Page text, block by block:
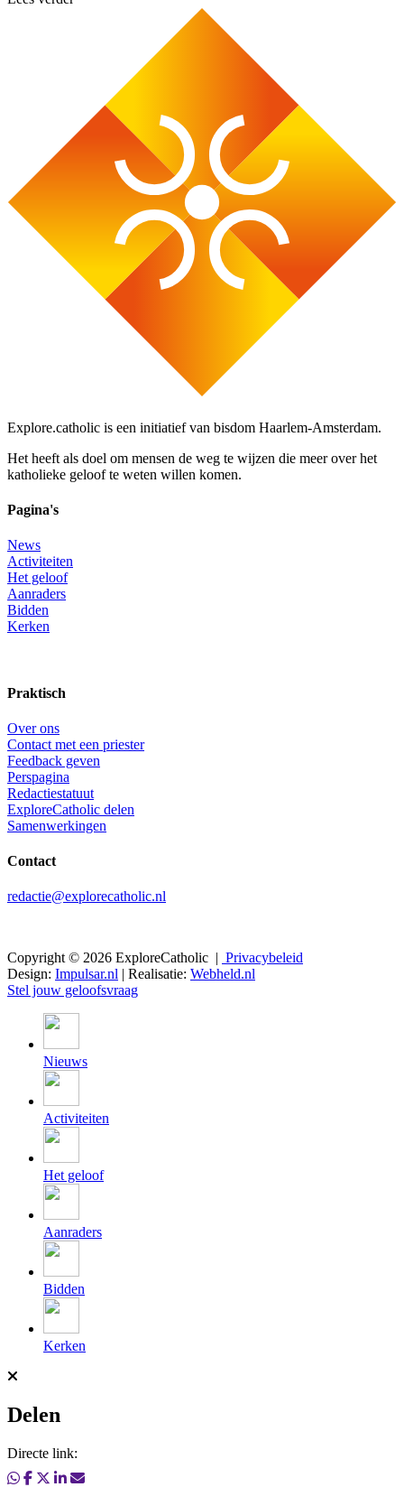
Explore.catholic is een initiatief van bisdom Haarlem-Amsterdam.
Het heeft als doel om mensen de weg te wijzen die meer over het
katholieke geloof te weten willen komen.
Pagina's
News
Activiteiten
Het geloof
Aanraders
Bidden
Kerken
Praktisch
Over ons
Contact met een priester
Feedback geven
Perspagina
Redactiestatuut
ExploreCatholic delen
Samenwerkingen
Contact
redactie@explorecatholic.nl
Copyright © 2026 ExploreCatholic | Privacybeleid
Design: Impulsar.nl | Realisatie: Webheld.nl
Stel jouw geloofsvraag
Nieuws
Activiteiten
Het geloof
Aanraders
Bidden
Kerken
Delen
Directe link: